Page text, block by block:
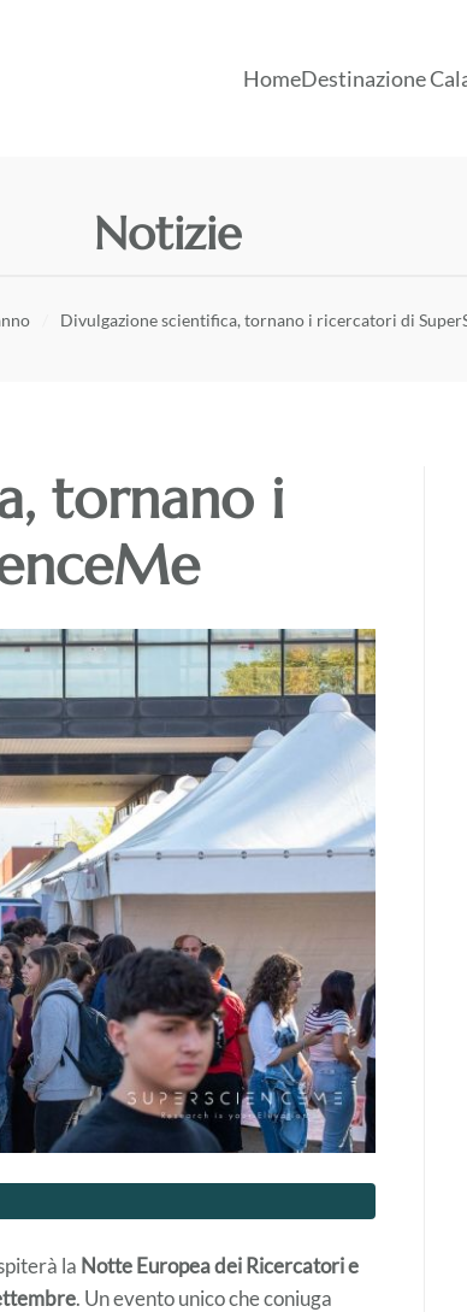
HomeDestinazione
Notizie
Divulgazione scientifica, tornano i ricercatori di
tornano i
la Notte Europea dei Ricercatori e
. Un evento unico che coniuga
Maschera apotropaica
demone grande con lingua
realizzata a mano – Ceramica
di Seminara
€45,00